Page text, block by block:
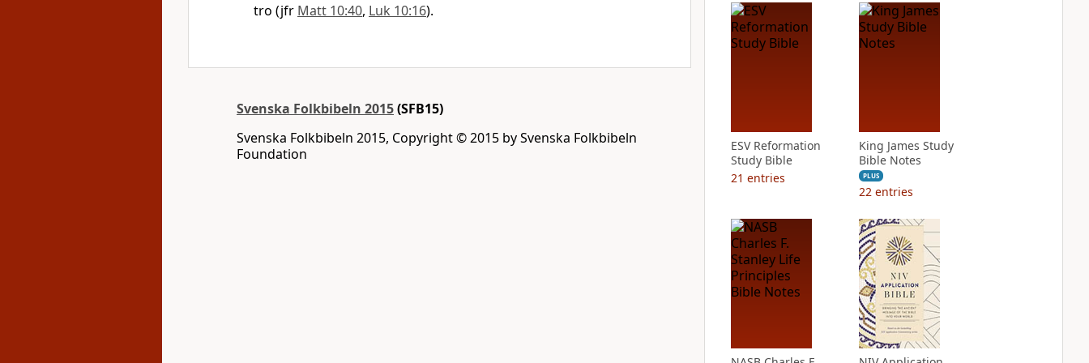
tro (jfr Matt 10:40, Luk 10:16).
Svenska Folkbibeln 2015(SFB15)
Svenska Folkbibeln 2015, Copyright © 2015 by Svenska Folkbibeln
Foundation
ESV Reformation
Study Bible
21 entries
King James Study
Bible Notes
PLUS
22 entries